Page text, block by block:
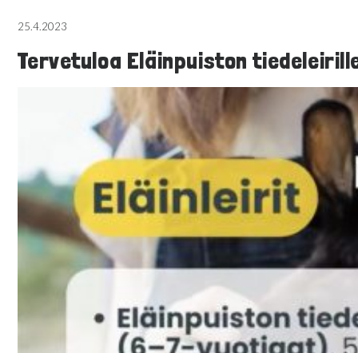
25.4.2023
Tervetuloa Eläinpuiston